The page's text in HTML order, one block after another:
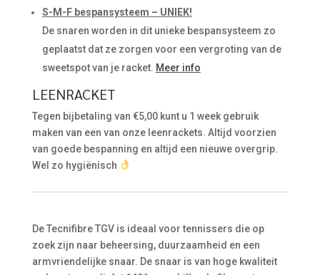
S-M-F bespansysteem – UNIEK!
De snaren worden in dit unieke bespansysteem zo
geplaatst dat ze zorgen voor een vergroting van de
sweetspot van je racket. Meer info
LEENRACKET
Tegen bijbetaling van €5,00 kunt u 1 week gebruik
maken van een van onze leenrackets. Altijd voorzien
van goede bespanning en altijd een nieuwe overgrip.
Wel zo hygiënisch
De Tecnifibre TGV is ideaal voor tennissers die op
zoek zijn naar beheersing, duurzaamheid en een
armvriendelijke snaar. De snaar is van hoge kwaliteit